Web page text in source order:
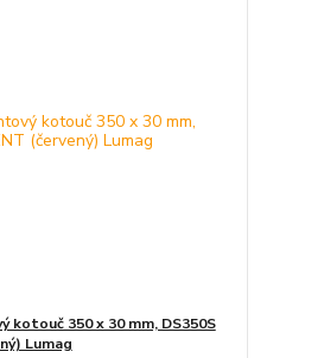
kotouč 350 x 30 mm, DS350S
Lumag